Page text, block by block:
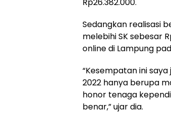
Sedangkan realisasi
melebihi SK sebesar
online di Lampung
“Kesempatan ini
2022 hanya berupa
honor tenaga
benar,” ujar dia.